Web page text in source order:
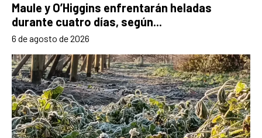
Maule y O’Higgins enfrentarán heladas
durante cuatro días, según...
6 de agosto de 2026